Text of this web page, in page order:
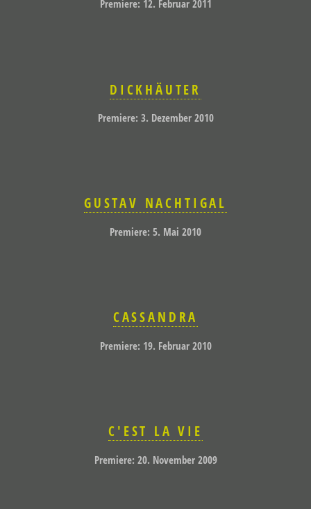
Premiere: 12. Februar 2011
DICKHÄUTER
Premiere: 3. Dezember 2010
GUSTAV NACHTIGAL
Premiere: 5. Mai 2010
CASSANDRA
Premiere: 19. Februar 2010
C'EST LA VIE
Premiere: 20. November 2009